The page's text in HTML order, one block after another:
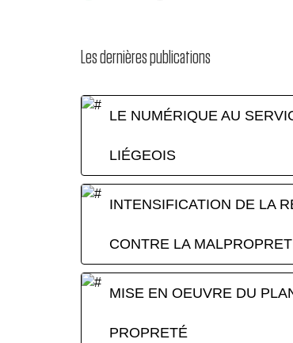
Les dernières publications
LE NUMÉRIQUE AU
LIÉGEOIS
INTENSIFICATION DE LA
CONTRE LA
MISE EN OEUVRE DU
PROPRETÉ